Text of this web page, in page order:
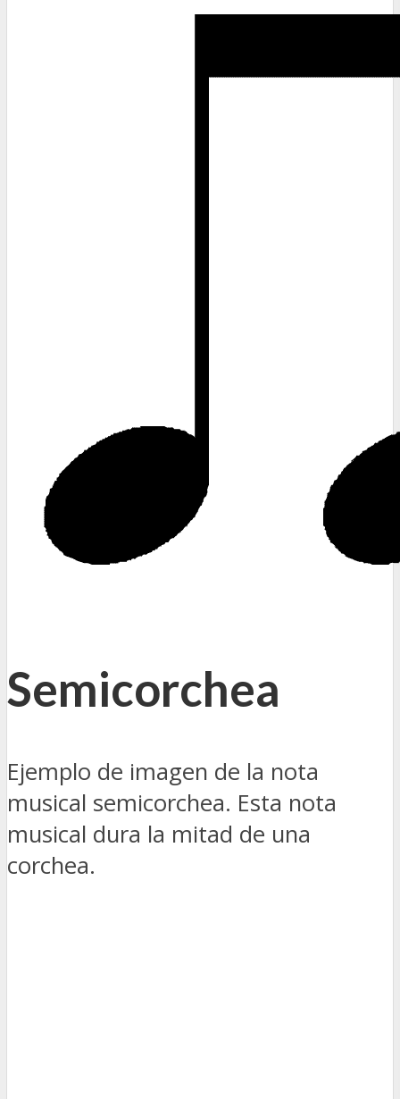
Semicorchea
Ejemplo de imagen de la nota
musical semicorchea. Esta nota
musical dura la mitad de una
corchea.